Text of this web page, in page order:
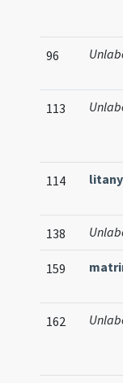
96
113
114 litany
138
159
162